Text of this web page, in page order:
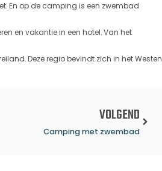
En op de camping is een zwembad
en vakantie in een hotel. Van het
Deze regio bevindt zich in het Westen
VOLGEND
Camping met zwembad